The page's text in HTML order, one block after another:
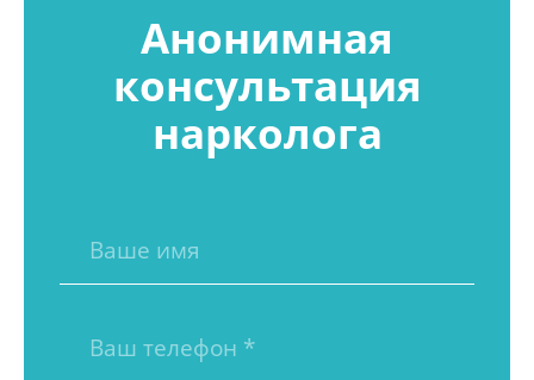
Анонимная
консультация
нарколога